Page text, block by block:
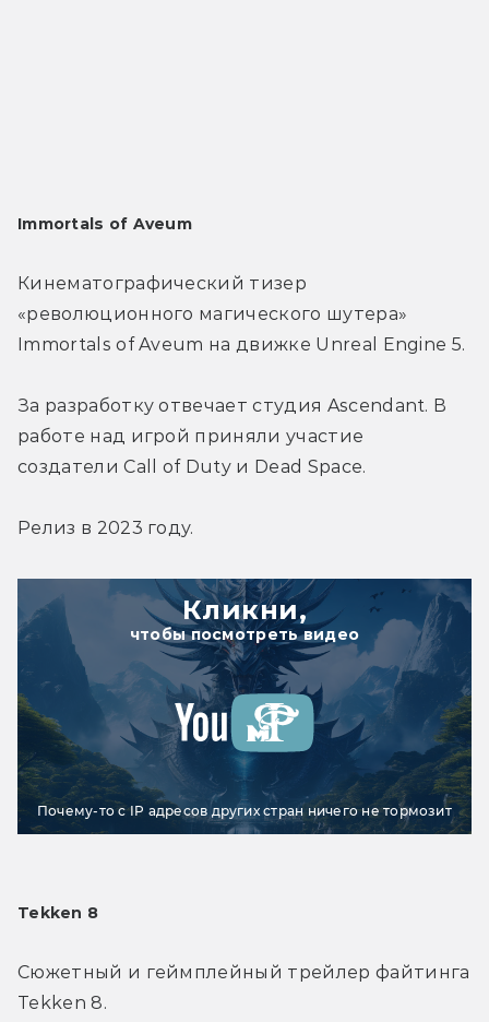
Immortals of Aveum
Кинематографический тизер
«революционного магического шутера»
Immortals of Aveum на движке Unreal Engine 5.
За разработку отвечает студия Ascendant. В
работе над игрой приняли участие
создатели Call of Duty и Dead Space.
Релиз в 2023 году.
Кликни,
чтобы посмотреть видео
Почему-то с IP адресов других стран ничего не тормозит
Tekken 8
Сюжетный и геймплейный трейлер файтинга
Tekken 8.